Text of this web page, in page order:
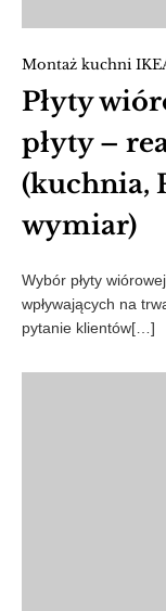
Montaż kuchni
Płyty
płyty –
(kuchnia,
wymiar)
Wybór płyty
wpływających na
pytanie klientów[…]